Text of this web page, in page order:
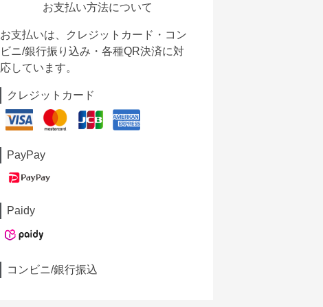
お支払い方法について
お支払いは、クレジットカード・コン
ビニ/銀行振り込み・各種QR決済に対
応しています。
クレジットカード
PayPay
Paidy
コンビニ/銀行振込